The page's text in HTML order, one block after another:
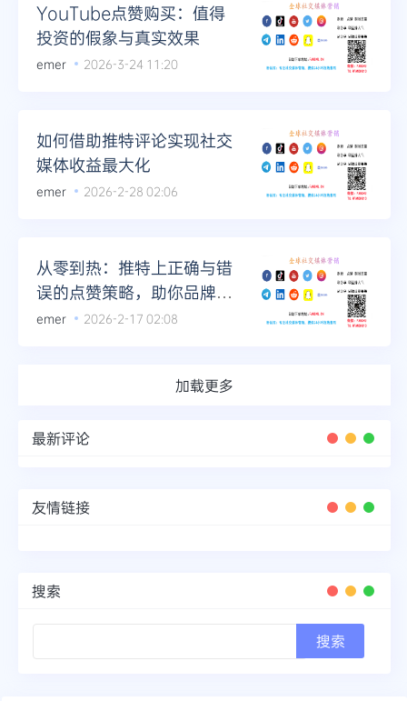
YouTube点赞购买：值得
投资的假象与真实效果
emer 2026-3-24 11:20
如何借助推特评论实现社交
媒体收益最大化
emer 2026-2-28 02:06
从零到热：推特上正确与错
误的点赞策略，助你品牌一
炮而红
emer 2026-2-17 02:08
加载更多
最新评论
友情链接
搜索